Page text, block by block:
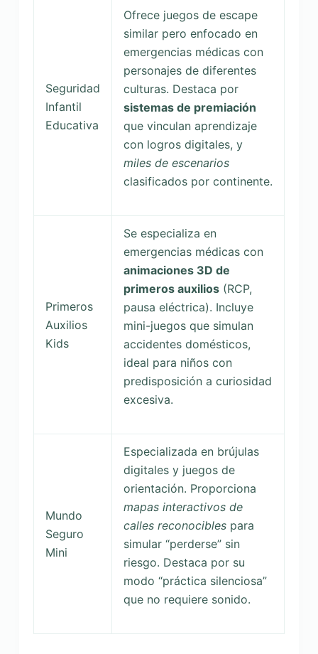
Seguridad
Infantil
Educativa
Ofrece juegos de escape
similar pero enfocado en
emergencias médicas con
personajes de diferentes
culturas. Destaca por
sistemas de premiación
que vinculan aprendizaje
con logros digitales, y
miles de escenarios
clasificados por continente.
Primeros
Auxilios
Kids
Se especializa en
emergencias médicas con
animaciones 3D de
primeros auxilios(RCP,
pausa eléctrica). Incluye
mini-juegos que simulan
accidentes domésticos,
ideal para niños con
predisposición a curiosidad
excesiva.
Mundo
Seguro
Mini
Especializada en brújulas
digitales y juegos de
orientación. Proporciona
mapas interactivos de
calles reconociblespara
simular “perderse” sin
riesgo. Destaca por su
modo “práctica silenciosa”
que no requiere sonido.